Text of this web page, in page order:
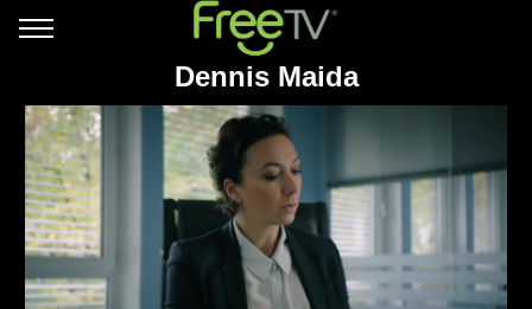
Dennis Maida